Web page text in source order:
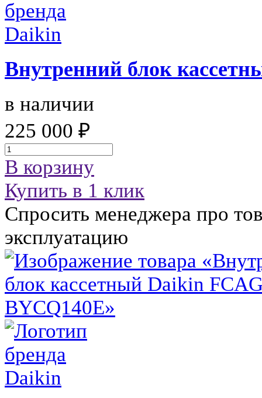
Внутренний блок
в наличии
225 000 ₽
В корзину
Купить в 1 клик
Спросить менеджера про
эксплуатацию